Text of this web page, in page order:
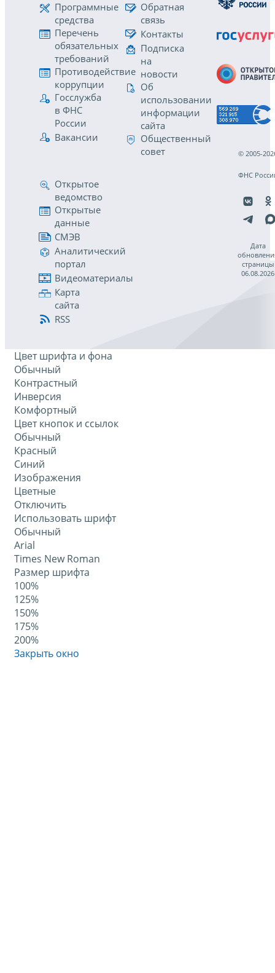
Программные
средства
Перечень
обязательных
требований
Противодействие
коррупции
Госслужба
в ФНС
России
Вакансии
Обратная
связь
Контакты
Подписка
на
новости
Об
использовании
информации
сайта
Общественный
совет
Открытое
ведомство
Открытые
данные
СМЭВ
Аналитический
портал
Видеоматериалы
Карта
сайта
RSS
© 2005-
ФНС
Дата
страницы
06.08.2026
Цвет шрифта и фона
Обычный
Контрастный
Инверсия
Комфортный
Цвет кнопок и ссылок
Обычный
Красный
Синий
Изображения
Цветные
Отключить
Использовать шрифт
Обычный
Arial
Times New Roman
Размер шрифта
100%
125%
150%
175%
200%
Закрыть окно